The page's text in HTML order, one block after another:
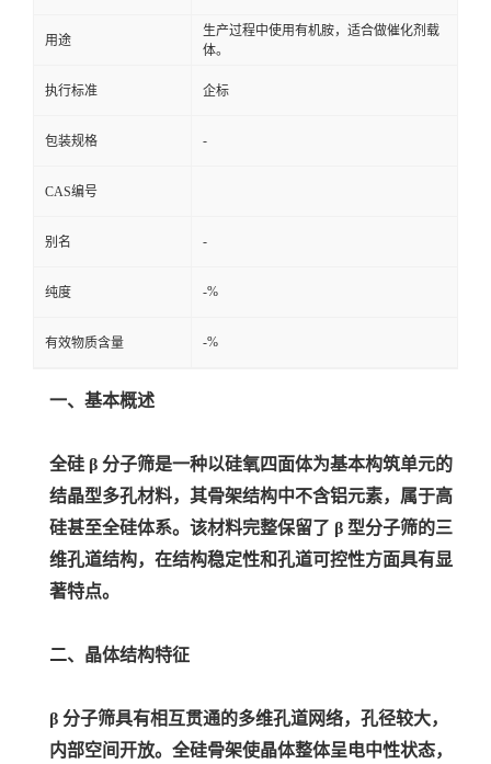
在
线
留
用途
生产过程中使用有机胺，适合做催化剂载
体。
执行标准 企标
包装规格 -
CAS编号
别名 -
纯度 -%
有效物质含量 -%
一、基本概述
全硅 β 分子筛是一种以硅氧四面体为基本构筑单元的
结晶型多孔材料，其骨架结构中不含铝元素，属于高
硅甚至全硅体系。该材料完整保留了 β 型分子筛的三
维孔道结构，在结构稳定性和孔道可控性方面具有显
著特点。
二、晶体结构特征
β 分子筛具有相互贯通的多维孔道网络，孔径较大，
内部空间开放。全硅骨架使晶体整体呈电中性状态，